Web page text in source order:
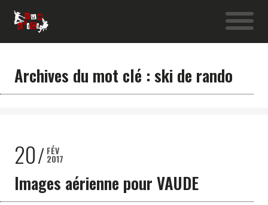
Archives du mot clé : ski de rando
20 FÉV
2017
Images aérienne pour VAUDE